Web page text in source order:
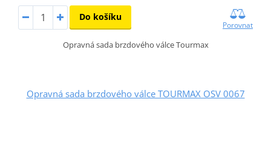
Do košíku
Porovnat
Opravná sada brzdového válce Tourmax
Opravná sada brzdového válce TOURMAX OSV 0067